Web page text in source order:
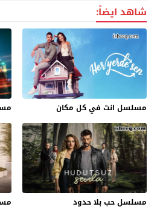
شاهد ايضاً:
مسلسل انت في كل مكان
مسلسل حب بلا حدود